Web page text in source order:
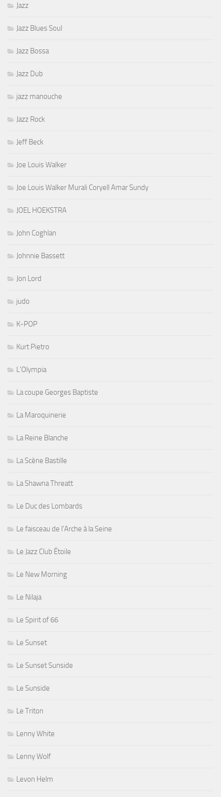
Jazz
Jazz Blues Soul
Jazz Bossa
Jazz Dub
jazz manouche
Jazz Rock
Jeff Beck
Joe Louis Walker
Joe Louis Walker Murali Coryell Amar Sundy
JOEL HOEKSTRA
John Coghlan
Johnnie Bassett
Jon Lord
judo
K-POP
Kurt Pietro
L'Olympia
La coupe Georges Baptiste
La Maroquinerie
La Reine Blanche
La Scène Bastille
La Shawna Threatt
Le Duc des Lombards
Le faisceau de l'Arche à la Seine
Le Jazz Club Étoile
Le New Morning
Le Nilaja
Le Spirit of 66
Le Sunset
Le Sunset Sunside
Le Sunside
Le Triton
Lenny White
Lenny Wolf
Levon Helm